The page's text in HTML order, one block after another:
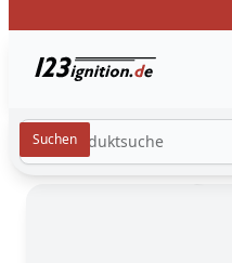
123ignition.de